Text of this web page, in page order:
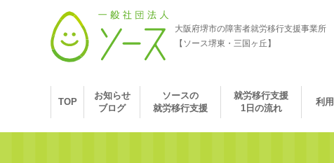
大阪府堺市の障害者就労移行支援事業所
【ソース堺東・三国ヶ丘】
TOP
お知らせ
ブログ
ソースの
就労移行支援
就労移行支援
1日の流れ
利